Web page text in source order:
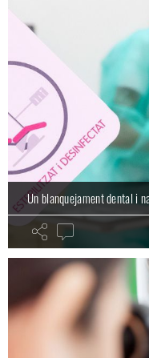
Un blanquejament dental i